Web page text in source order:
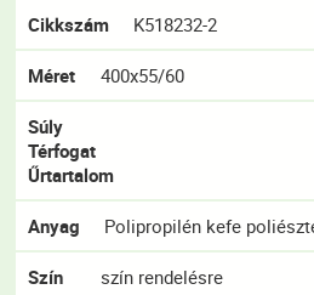
Cikkszám K518232-2
Méret 400x55/60
Súly
Térfogat
Űrtartalom
Anyag Polipropilén kefe
Szín szín rendelésre